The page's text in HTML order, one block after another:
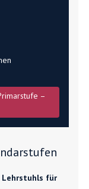
–
Lehrstuhls für